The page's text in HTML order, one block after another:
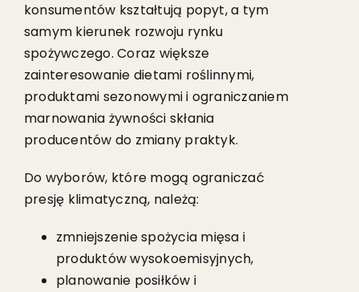
konsumentów kształtują popyt, a tym
samym kierunek rozwoju rynku
spożywczego. Coraz większe
zainteresowanie dietami roślinnymi,
produktami sezonowymi i ograniczaniem
marnowania żywności skłania
producentów do zmiany praktyk.
Do wyborów, które mogą ograniczać
presję klimatyczną, należą:
zmniejszenie spożycia mięsa i
produktów wysokoemisyjnych,
planowanie posiłków i